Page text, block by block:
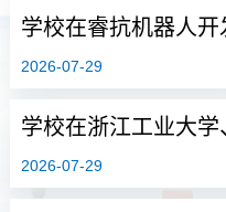
2026-07-29
2026-07-29